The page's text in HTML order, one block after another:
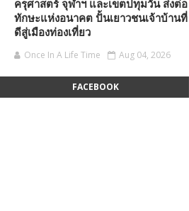
ครุศาสตร์ จุฬาฯ และเขตปทุมวัน ส่งต่อ
ทักษะแห่งอนาคต ปั้นเยาวชนเจ้าบ้านที่
ดีสู่เมืองท่องเที่ยว
Once In A Life Time Aug 04, 2026
FACEBOOK